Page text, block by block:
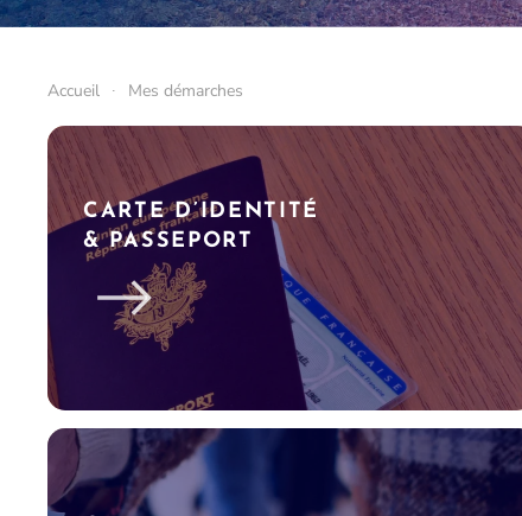
Accueil Mes démarches
CARTE D’IDENTITÉ
& PASSEPORT